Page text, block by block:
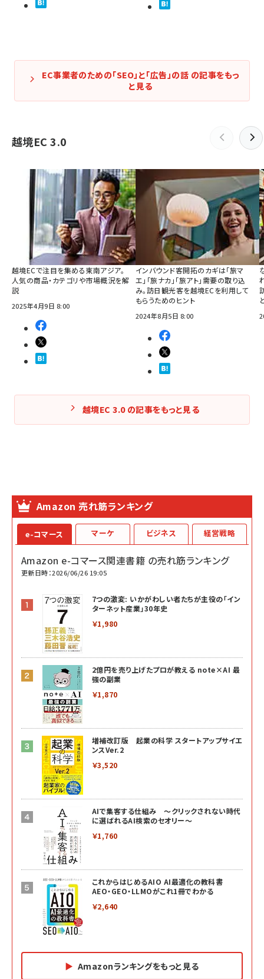
EC事業者のための「SEO」と「広告」の話 の記事をもっ
と見る
越境EC 3.0
越境ECで注目を集める東南アジア。
人気の商品・カテゴリや市場概況を解
説
2025年4月9日 8:00
インバウンド客開拓のカギは「旅マ
エ」「旅ナカ」「旅アト」需要の取り込
み。訪日観光客を越境ECを利用して
もらうためのヒント
2024年8月5日 8:00
越境EC 3.0 の記事をもっと見る
Amazon 売れ筋ランキング
e-コマース
Amazon e-コマース関連書籍 の売れ筋ランキング
更新日時：2026/06/26 19:05
7つの激変: いかがわしい者たちが主役の「イン
ターネット産業」30年史
￥1,980
2億円を売り上げたプロが教える note×AI 最
強の副業
￥1,870
増補改訂版 起業の科学 スタートアップサイエ
ンスVer.2
￥3,520
AIで集客する仕組み ～クリックされない時代
に選ばれるAI検索のセオリー～
￥1,760
これからはじめるAIO AI最適化の教科書
AEO・GEO・LLMOがこれ1冊でわかる
￥2,640
Amazonランキングをもっと見る
マーケ ビジネス 経営戦略